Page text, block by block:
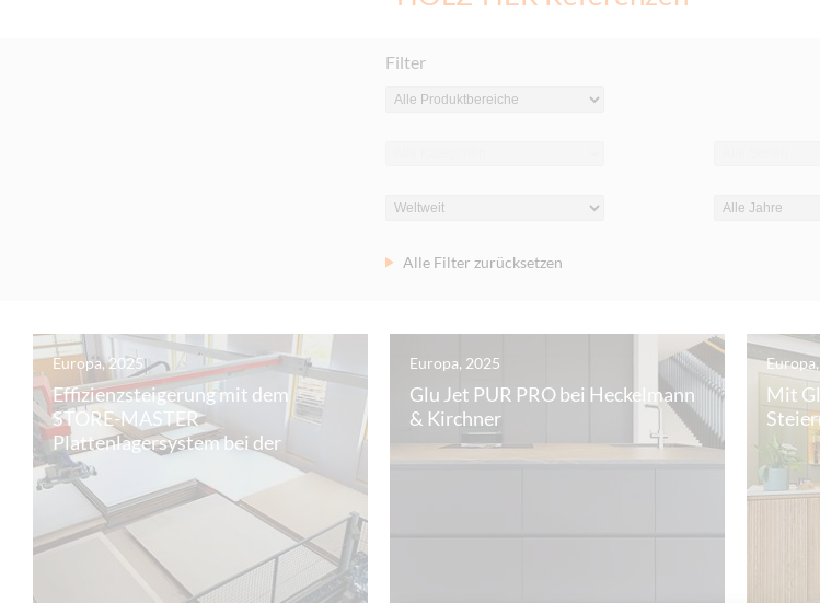
Filter
Alle Filter zurücksetzen
Europa, 2025
Effizienzsteigerung mit dem
STORE-MASTER
Plattenlagersystem bei der
Schreinerei Breuer-Koch
Europa, 2025
Glu Jet PUR PRO bei Heckelmann
& Kirchner
Mit